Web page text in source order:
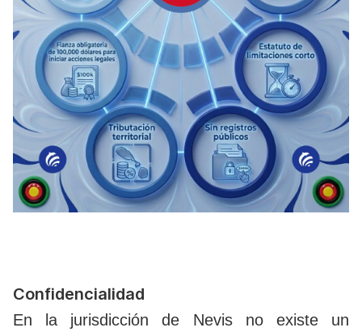
Confidencialidad
En la jurisdicción de Nevis no existe un